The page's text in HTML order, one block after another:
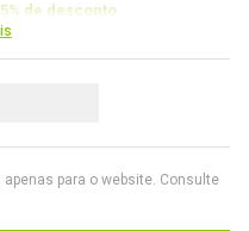
5% de desconto
% de desconto
para o website. Consulte